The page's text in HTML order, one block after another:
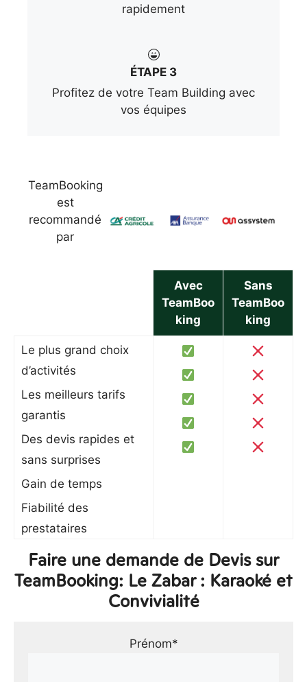
rapidement
ÉTAPE 3
Profitez de votre Team Building avec
vos équipes
TeamBooking
est
recommandé
par
Avec
TeamBoo
king
Sans
TeamBoo
king
Le plus grand choix
d’activités
Les meilleurs tarifs
garantis
Des devis rapides et
sans surprises
Gain de temps
Fiabilité des
prestataires
Faire une demande de Devis sur
TeamBooking: Le Zabar : Karaoké et
Convivialité
Prénom*